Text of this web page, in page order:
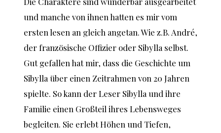
und manche von ihnen hatten es mir vom
ersten lesen an gleich angetan. Wie z.B. André,
der französische Offizier oder Sibylla selbst.
Gut gefallen hat mir, dass die Geschichte um
Sibylla über einen Zeitrahmen von 20 Jahren
spielte. So kann der Leser Sibylla und ihre
Familie einen Großteil ihres Lebensweges
begleiten. Sie erlebt Höhen und Tiefen,